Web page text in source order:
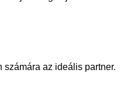
számára az ideális partner.